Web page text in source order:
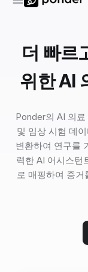
더 빠르
위한 AI
Ponder의 AI 의
및 임상 시험 데
변환하여 연구를
력한 AI 어시스턴
로 매핑하여 증